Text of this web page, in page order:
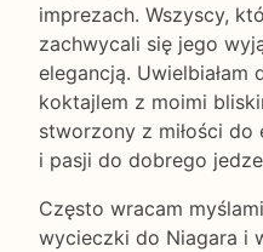
imprezach. Wszyscy,
zachwycali się jego
elegancją.
koktajlem z moimi
stworzony z miłości
i pasji do dobrego
Często wracam
wycieczki do Niagara i